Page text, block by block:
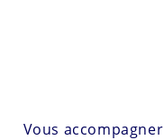
Vous accompagner